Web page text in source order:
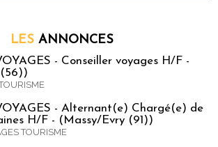
LES ANNONCES
- Conseiller voyages H/F -
- Alternant(e) Chargé(e) de
H/F - (Massy/Evry (91))
TOURISME